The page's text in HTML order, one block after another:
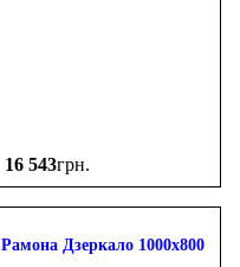
16 543грн.
Рамона Дзеркало 1000х800